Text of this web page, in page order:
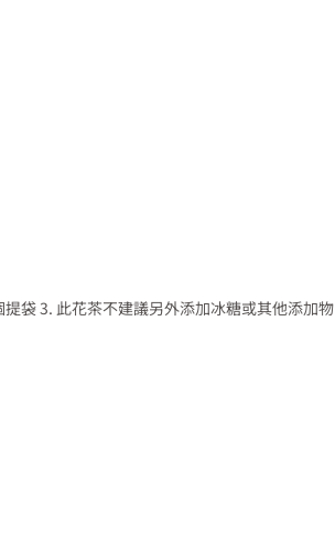
袋 3. 此花茶不建議另外添加冰糖或其他添加物